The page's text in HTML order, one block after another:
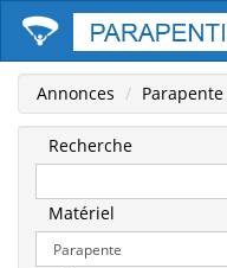
Annonces Parapente
Recherche
Matériel